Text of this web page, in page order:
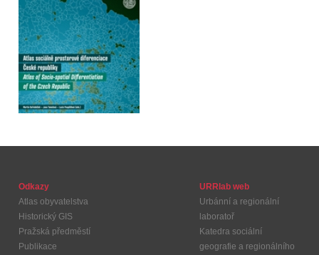
Odkazy
Atlas obyvatelstva
Historický GIS
Pražská předměstí
Publikace
URRlab web
Urbánní a regionální
laboratoř
Katedra sociální
geografie a regionálního